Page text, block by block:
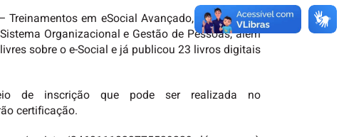
em eSocial Avançado, para Órgãos
Organizacional e Gestão de Pessoas, além
sobre o e-Social e já publicou 23 livros digitais
de inscrição que pode ser realizada no
certificação.